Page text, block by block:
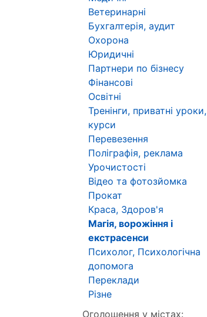
Ветеринарні
Бухгалтерія, аудит
Охорона
Юридичні
Партнери по бізнесу
Фінансові
Освітні
Тренінги, приватні уроки,
курси
Перевезення
Поліграфія, реклама
Урочистості
Відео та фотозйомка
Прокат
Краса, Здоров'я
Магія, ворожіння і
екстрасенси
Психолог, Психологічна
допомога
Переклади
Різне
Оголошення у містах: